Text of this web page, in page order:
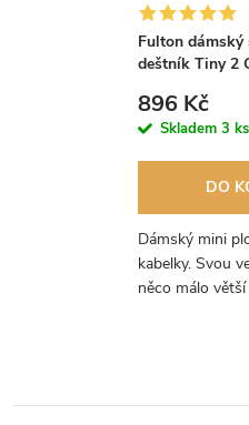
Fulton
deštník Tiny 2
896 Kč
Skladem 3 ks
DO
Dámský mini
kabelky. Svou
něco málo